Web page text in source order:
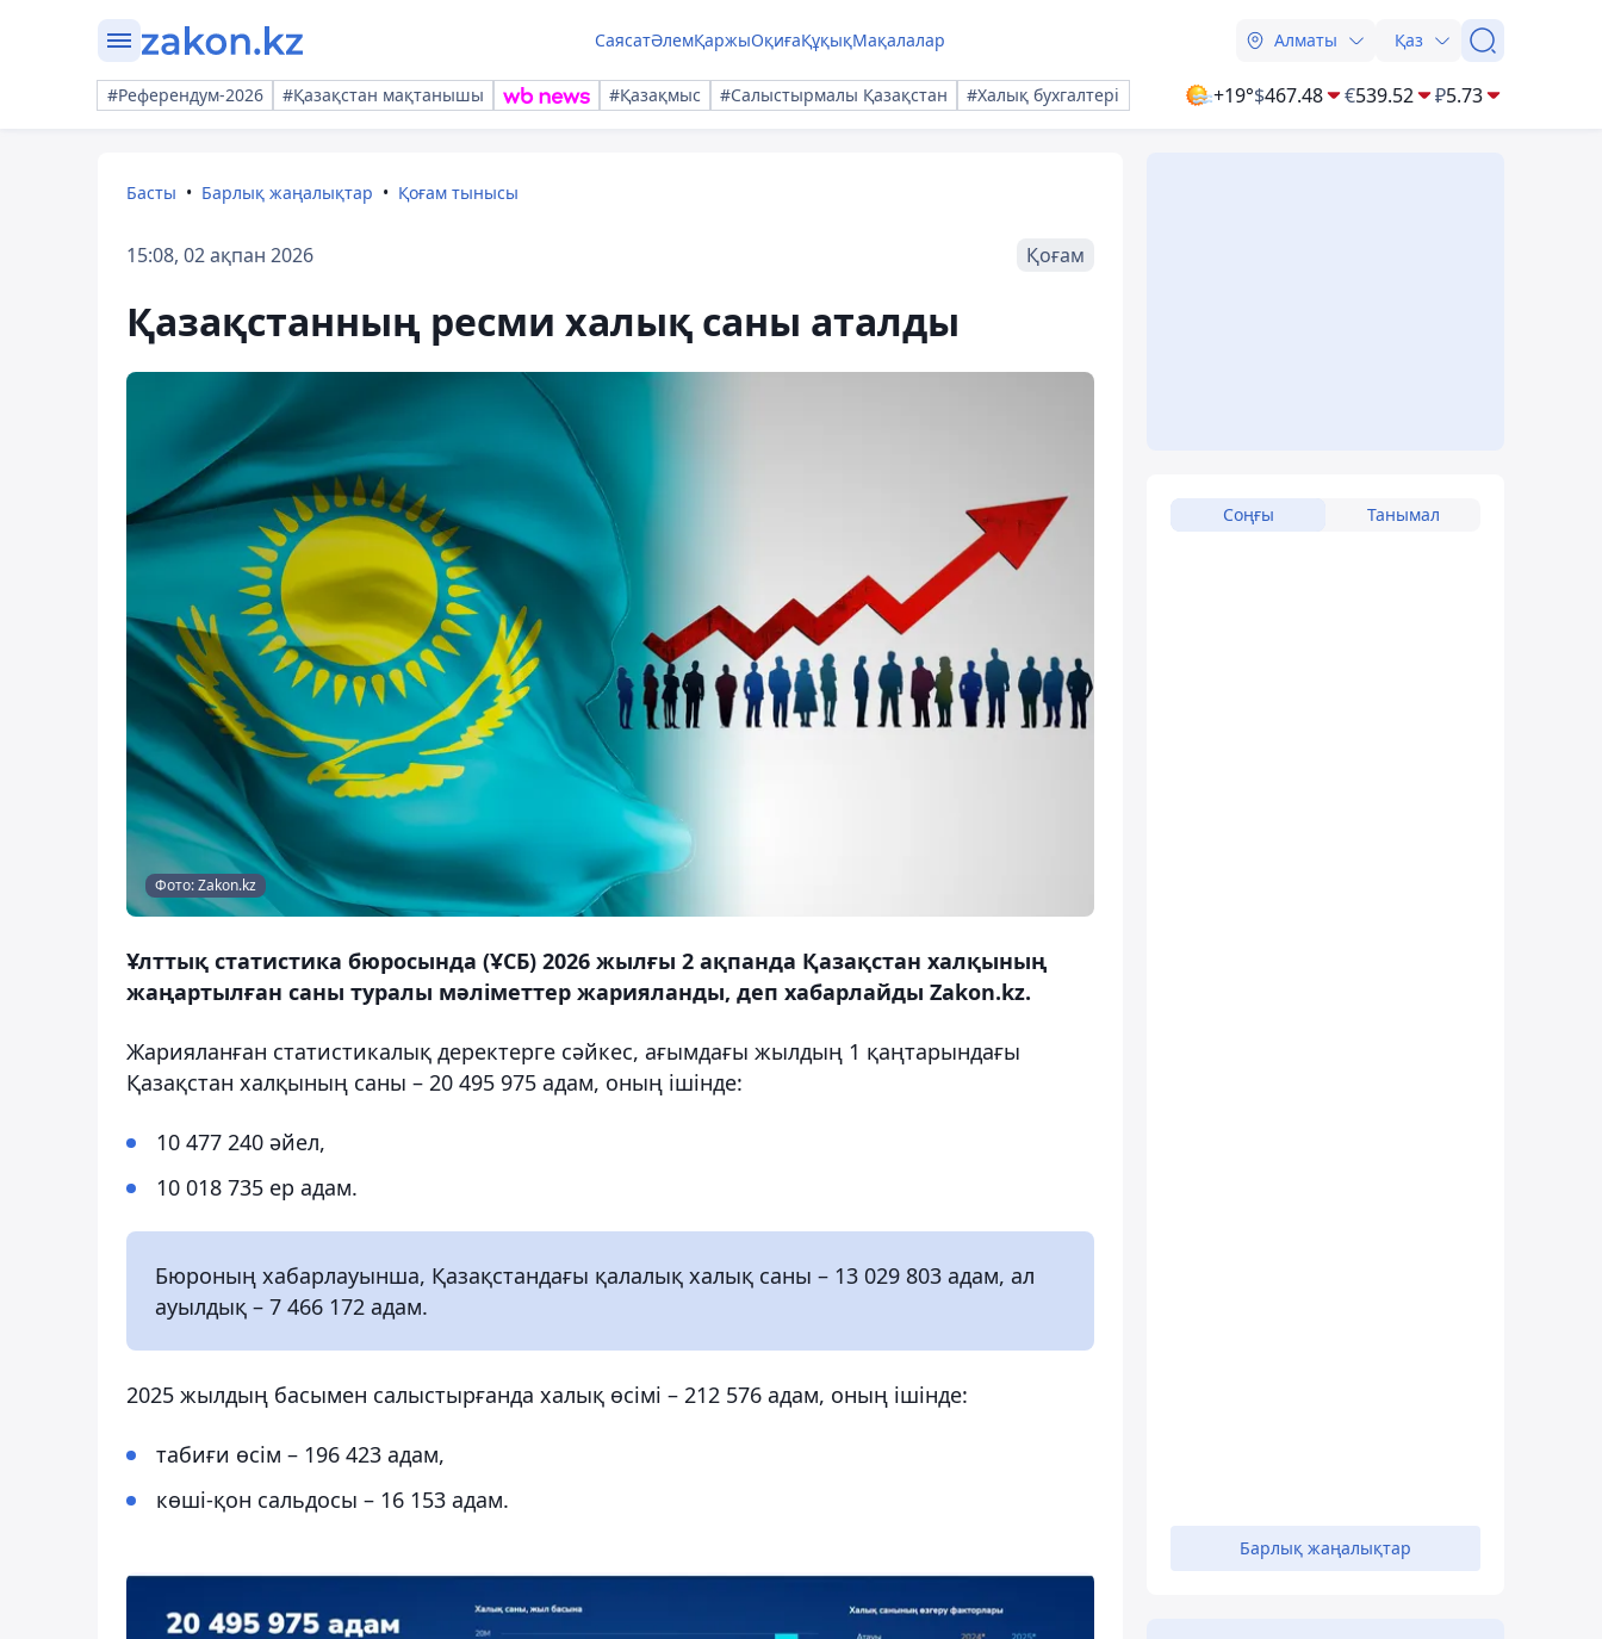
СаясатӘлемҚаржыОқиғаҚұқықМақалалар Алматы Қаз
#Референдум-2026 #Қазақстан мақтанышы #Қазақмыс #Салыстырмалы Қазақстан #Халық бухгалтері +19°$467.48 €539.52 ₽5.73
Басты Барлық жаңалықтар Қоғам тынысы
15:08, 02 ақпан 2026 Қоғам
Қазақстанның ресми халық саны аталды
Фото: Zakon.kz
Ұлттық статистика бюросында (ҰСБ) 2026 жылғы 2 ақпанда Қазақстан халқының
жаңартылған саны туралы мәліметтер жарияланды, деп хабарлайды Zakon.kz.
Жарияланған статистикалық деректерге сәйкес, ағымдағы жылдың 1 қаңтарындағы
Қазақстан халқының саны – 20 495 975 адам, оның ішінде:
10 477 240 әйел,
10 018 735 ер адам.
Бюроның хабарлауынша, Қазақстандағы қалалық халық саны – 13 029 803 адам, ал
ауылдық – 7 466 172 адам.
2025 жылдың басымен салыстырғанда халық өсімі – 212 576 адам, оның ішінде:
табиғи өсім – 196 423 адам,
көші-қон сальдосы – 16 153 адам.
Соңғы Танымал
Барлық жаңалықтар